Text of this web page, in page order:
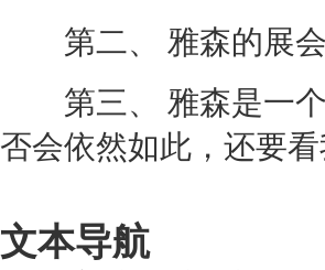
第二、 雅森的展会
第三、 雅森是一个
否会依然如此，还要
文本导航